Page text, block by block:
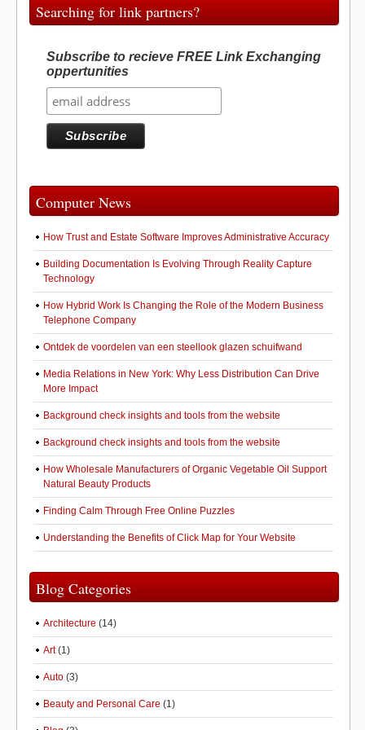
Searching for link partners?
Subscribe to recieve FREE Link Exchanging
oppertunities
Computer News
How Trust and Estate Software Improves Administrative Accuracy
Building Documentation Is Evolving Through Reality Capture
Technology
How Hybrid Work Is Changing the Role of the Modern Business
Telephone Company
Ontdek de voordelen van een steellook glazen schuifwand
Media Relations in New York: Why Less Distribution Can Drive
More Impact
Background check insights and tools from the website
Background check insights and tools from the website
How Wholesale Manufacturers of Organic Vegetable Oil Support
Natural Beauty Products
Finding Calm Through Free Online Puzzles
Understanding the Benefits of Click Map for Your Website
Blog Categories
Architecture (14)
Art(1)
Auto (3)
Beauty and Personal Care (1)